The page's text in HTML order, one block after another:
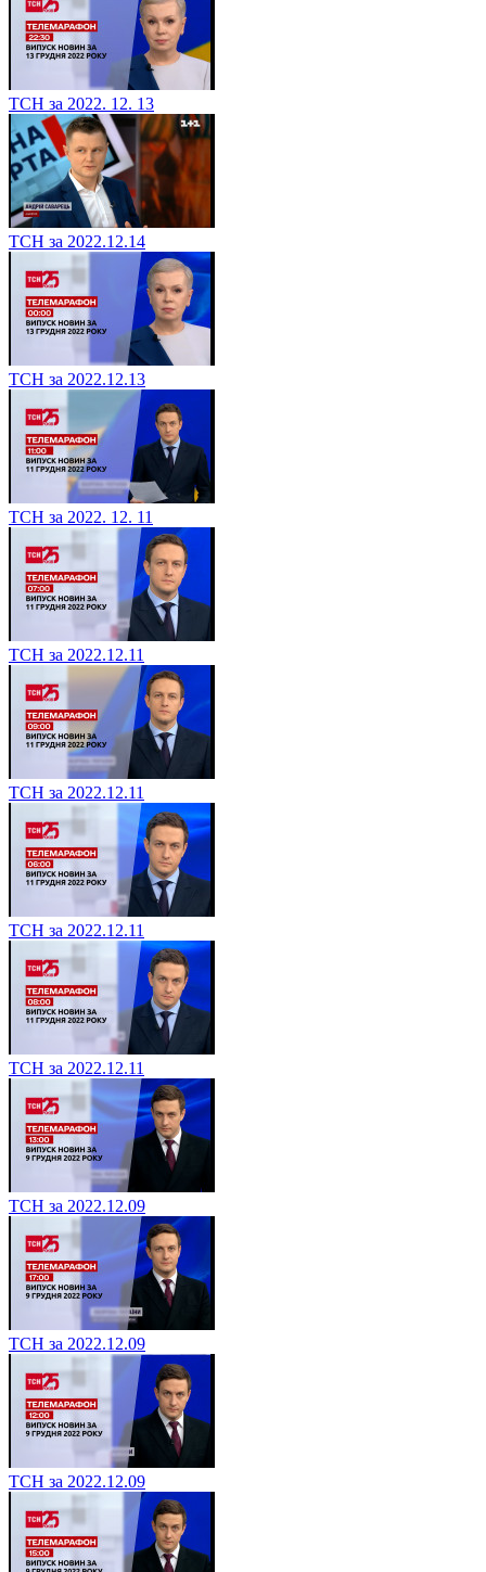
ТСН за 2022. 12. 13
ТСН за 2022.12.14
ТСН за 2022.12.13
ТСН за 2022. 12. 11
ТСН за 2022.12.11
ТСН за 2022.12.11
ТСН за 2022.12.11
ТСН за 2022.12.11
ТСН за 2022.12.09
ТСН за 2022.12.09
ТСН за 2022.12.09